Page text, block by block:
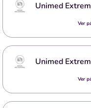
Unimed
Ver
Unimed
Ver